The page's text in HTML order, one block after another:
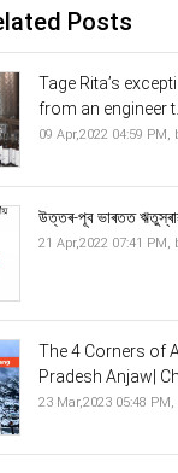
Posts
Tage Rita’s
from an engineer t...
09 Apr,2022 04:59 PM,
উত্তৰ-পূব ভাৰতত ঋতুস্ৰাৱ
21 Apr,2022 07:41 PM,
The 4 Corners of
Pradesh Anjaw|
23 Mar,2023 05:48 PM,